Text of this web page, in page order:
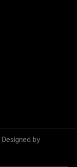
Designed by